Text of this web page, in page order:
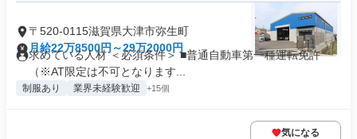
〒520-0115滋賀県大津市弥生町
月給22万8500円～29万2000円
求めている人材 ＜必須条件＞ ■普通自動車第一種運転免許
（※AT限定は不可となります...
制服あり 業界未経験歓迎 +15個
気になる